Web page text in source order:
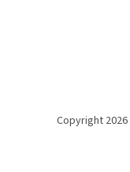
Copyright 2026